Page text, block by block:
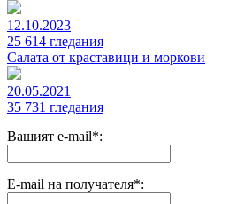
12.10.2023
25 614 гледания
Салата от краставици и моркови
20.05.2021
35 731 гледания
Вашият e-mail*:
E-mail на получателя*: